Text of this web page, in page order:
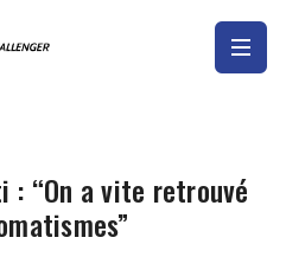
“On a vite retrouvé